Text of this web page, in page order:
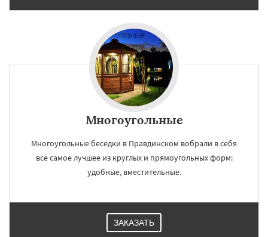
Многоугольные
Многоугольные беседки в Правдинском вобрали в себя
все самое лучшее из круглых и прямоугольных форм:
удобные, вместительные.
ЗАКАЗАТЬ